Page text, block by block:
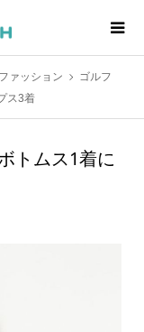
ァッション
ゴルフ
ス3着
トムス1着に